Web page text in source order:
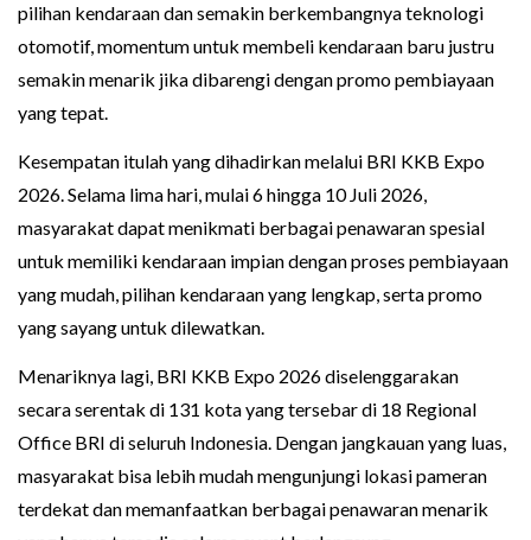
pilihan kendaraan dan semakin berkembangnya teknologi
otomotif, momentum untuk membeli kendaraan baru justru
semakin menarik jika dibarengi dengan promo pembiayaan
yang tepat.
Kesempatan itulah yang dihadirkan melalui BRI KKB Expo
2026. Selama lima hari, mulai 6 hingga 10 Juli 2026,
masyarakat dapat menikmati berbagai penawaran spesial
untuk memiliki kendaraan impian dengan proses pembiayaan
yang mudah, pilihan kendaraan yang lengkap, serta promo
yang sayang untuk dilewatkan.
Menariknya lagi, BRI KKB Expo 2026 diselenggarakan
secara serentak di 131 kota yang tersebar di 18 Regional
Office BRI di seluruh Indonesia. Dengan jangkauan yang luas,
masyarakat bisa lebih mudah mengunjungi lokasi pameran
terdekat dan memanfaatkan berbagai penawaran menarik